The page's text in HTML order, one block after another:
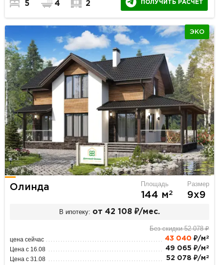
5 4 2 ПОЛУЧИТЬ РАСЧЕТ
ЭКО
Олинда Площадь
144 м2
Размер
9х9
В ипотеку: от 42 108 ₽/мес.
Без скидки 52 078 ₽
цена сейчас 43 040 ₽/м 2
Цена с 16.08 49 065 ₽/м 2
Цена с 31.08 52 078 ₽/м 2